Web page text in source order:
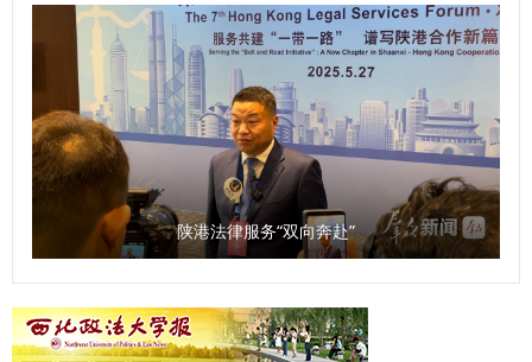
审核：孙学龙）
了《协议》的主要内容，即以“加强高校与法院涉外法治人才
双向交流与合作，实现资源共享，培养复合型高素质涉外法治
人才”为合作总则，通过共建协同培养基地、开展理论与实践
互补交流等合作方式，加强学校与法院之间的良性互动，从人
才培养、理论研究、学术交流、智库共享等方面开展院校合
作。举办“西安法院法官讲堂”和专家学术交流，开展涉外法治
人才订单式培养，搭建法学理论与司法实务调研平台，开展联
合调研和学术研究，共同总结法治实践经验和典型司法判例，
牌仪式结束后，与会代表实地参观了西安法院法官干警交流平
台，并围绕“涉外法治人才培养”主题开展了深入的座谈交流。
托陕西师范大学学科优势，汇聚全省哲学社会科学力量，开展
有组织的哲学社会科学研究。2025年，陕西省哲学社会科学
研究中心将贯彻落实《条例》，按照上级主管部门要求，紧紧
围绕地方经济社会发展，在课题发布、学术研究方面聚焦延安
精神、照金精神、西迁精神开展工作；将聚焦陕西社会科学有
生力量，组建社科大军，不断扩大陕西省哲学社会科学研究中
心的学术影响力，建设服务地方经济社会发展的高端新型智
库，为地方经济社会发展贡献力量。 问：《条例》规定，本
省加强哲学社会科学科研诚信工作，建立健全教育引导、监督
惩治职责明确、高效协同的科研诚信管理体系。您如何看待这
一规定？ 袁祖社：学术诚信是十分关键的问题，是学术研究
陕港法律服务“双向奔赴”